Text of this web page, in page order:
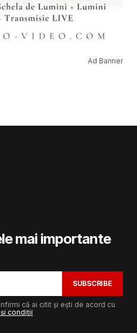
Ad Banner
mai importante
SUBSCRIBE
că ai citit și ești de acord cu
condiții